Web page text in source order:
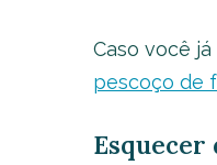
Caso você
pescoço de